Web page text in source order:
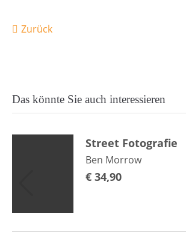
Zurück
Das könnte Sie auch interessieren
Street Fotografie
Ben Morrow
€ 34,90